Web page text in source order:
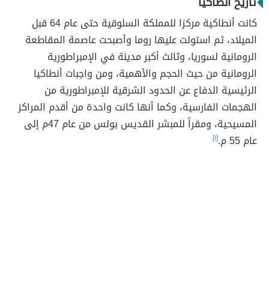
كانت أنطاكية مركزا للمملكة السلوقية حتى عام 64 قبل
الميلاد، ثم استولت عليها روما وأصبحت عاصمة المقاطعة
الرومانية لسوريا، وثالث أكبر مدينة في الإمبراطورية
الرومانية من حيث الحجم والأهمية، ومن واجبات أنطاكيا
الرئيسية الدفاع عن الحدود الشرقية للإمبراطورية من
الهجمات الفارسية، وكما أنها كانت واحدة من أقدم المراكز
المسيحية، ومقراً للمبشر القديس بولس من عام 47م إلى
عام 55 م.
[١]